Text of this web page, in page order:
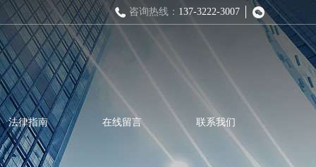
咨询热线： 137-3222-3007
法律指南 在线留言 联系我们